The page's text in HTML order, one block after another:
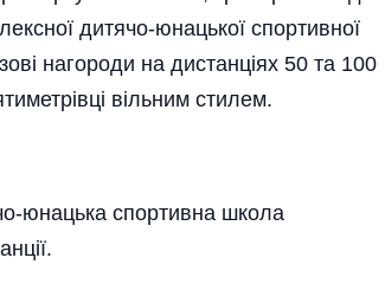
дитячо-юнацької спортивної
нагороди на дистанціях 50 та 100
вільним стилем.
юнацька спортивна школа